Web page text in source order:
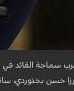
سماحة القائد في
​​حسن بجنوردي،